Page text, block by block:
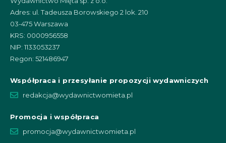
Adres: ul. Tadeusza Borowskiego 2 lok. 210
03-475 Warszawa
KRS: 0000956558
NIP: 1133053237
Regon: 521486947
Współpraca i przesyłanie propozycji wydawniczych
redakcja@wydawnictwomieta.pl
Promocja i współpraca
promocja@wydawnictwomieta.pl